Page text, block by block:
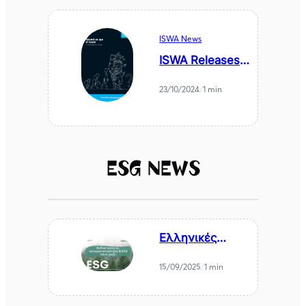
ISWA News
ISWA Releases –
Summary:
Outlook 2024
23/10/2024/1 min
ESG News
Ελληνικές
2030–2040:
ανταγωνιστικότ
15/09/2025/1 min